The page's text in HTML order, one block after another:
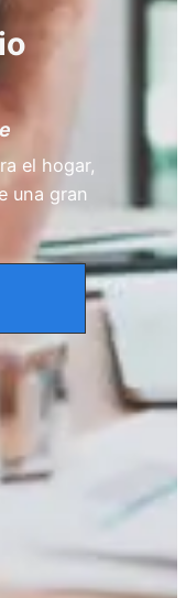
el hogar,
una gran